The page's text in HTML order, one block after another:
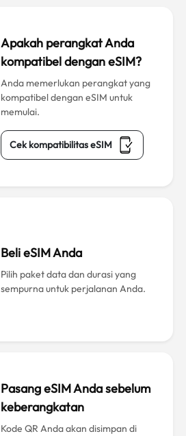
Apakah perangkat Anda
kompatibel dengan eSIM?
Anda memerlukan perangkat yang
kompatibel dengan eSIM untuk
memulai.
Cek kompatibilitas eSIM
Beli eSIM Anda
Pilih paket data dan durasi yang
sempurna untuk perjalanan Anda.
Pasang eSIM Anda sebelum
keberangkatan
Kode QR Anda akan disimpan di